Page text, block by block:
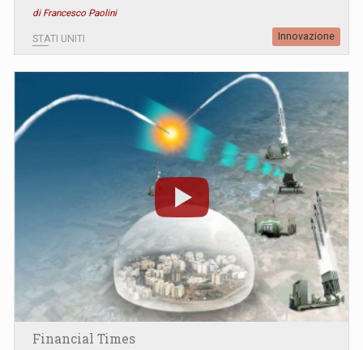
di Francesco Paolini
STATI UNITI Innovazione
Financial Times